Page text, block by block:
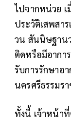
ไปจากหน่วย เ
ประวัติเสพสา
วน สันนิษฐาน
ติดหรือมีอากา
รับการรักษาอ
นครศรีธรรมร
ทั้งนี้ เจ้าหน้า